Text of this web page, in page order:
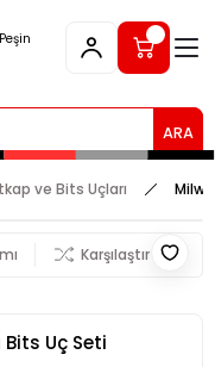
ARA
ve Bits Uçları
Karşılaştır
Uç Seti